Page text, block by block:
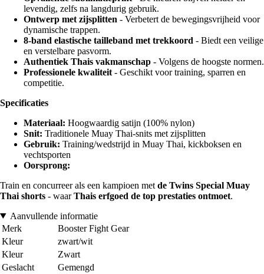
levendig, zelfs na langdurig gebruik.
Ontwerp met zijsplitten - Verbetert de bewegingsvrijheid voor
dynamische trappen.
8-band elastische tailleband met trekkoord - Biedt een veilige
en verstelbare pasvorm.
Authentiek Thais vakmanschap - Volgens de hoogste normen.
Professionele kwaliteit - Geschikt voor training, sparren en
competitie.
Specificaties
Materiaal: Hoogwaardig satijn (100% nylon)
Snit: Traditionele Muay Thai-snits met zijsplitten
Gebruik: Training/wedstrijd in Muay Thai, kickboksen en
vechtsporten
Oorsprong:
Train en concurreer als een kampioen met de Twins Special Muay
Thai shorts - waarThais erfgoed de top prestaties ontmoet.
Aanvullende informatie
Merk
Booster Fight Gear
Kleur
zwart/wit
Kleur
Zwart
Geslacht
Gemengd